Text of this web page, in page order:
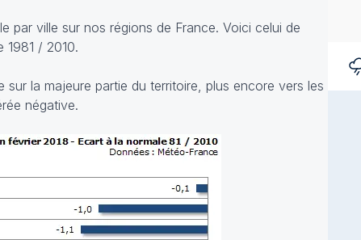
par ville sur nos régions de France. Voici celui de
/ 2010.
la majeure partie du territoire, plus encore vers les
négative.